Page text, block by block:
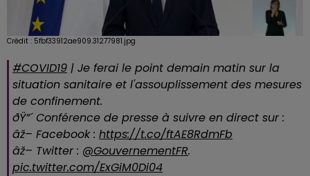
Crédit : 5fbf33912ae909.31277981.jpg
#COVID19 | Je ferai le point demain matin sur la
situation sanitaire et l'assouplissement des mesures
de confinement.
ðŸ”´ Conférence de presse à suivre en direct sur :
âž– Facebook : https://t.co/ftAE8RdmFb
âž– Twitter : @GouvernementFR.
pic.twitter.com/ExGiM0Di04